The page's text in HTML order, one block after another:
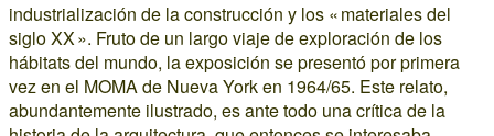
industrialización de la construcción y los « materiales del
siglo XX ». Fruto de un largo viaje de exploración de los
hábitats del mundo, la exposición se presentó por primera
vez en el MOMA de Nueva York en 1964/65. Este relato,
abundantemente ilustrado, es ante todo una crítica de la